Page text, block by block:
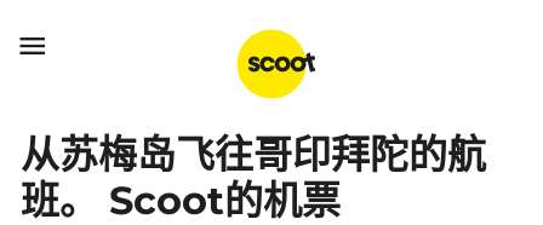

从苏梅岛飞往哥印拜陀的航
班。 Scoot的机票